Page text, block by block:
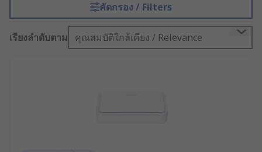
Communication) กลายเป็นหัวใจหลักของการดำเนิน
งานภาคอุตสาหกรรม ระบบเครือข่ายจึงต้องมีความ
เสถียร ปลอดภัย และพร้อมใช้งานตลอดเวลา “เราเตอร์
อินเทอร์เน็ต (Internet Router)” ที่ใช้งานในโรงงานจึง
คัดกรอง / Filters
เรียงลำดับตาม คุณสมบัติใกล้เคียง / Relevance